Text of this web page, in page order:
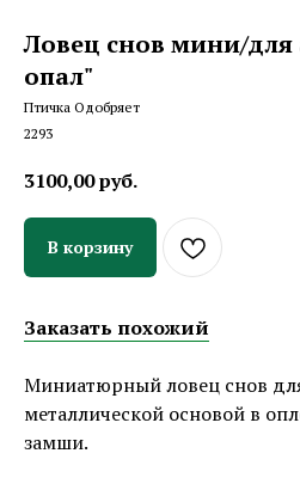
Ловец снов мини/
опал"
Птичка Одобряет
2293
3100,00руб.
В корзину
Заказать похожий
Миниатюрный ловец снов
металлической основой в
замши.